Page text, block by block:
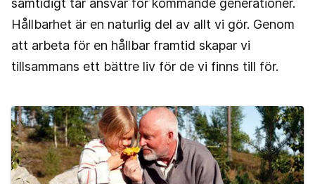
Hållbarhet är en naturlig del av allt vi gör. Genom
att arbeta för en hållbar framtid skapar vi
tillsammans ett bättre liv för de vi finns till för.